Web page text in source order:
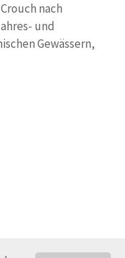
nach
und
Gewässern,